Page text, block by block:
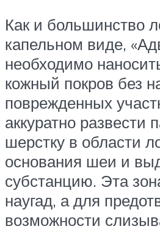
Как и большинство
капельном виде,
необходимо
кожный покров без
поврежденных
аккуратно развести
шерстку в области
основания шеи и
субстанцию. Эта
наугад, а для
возможности